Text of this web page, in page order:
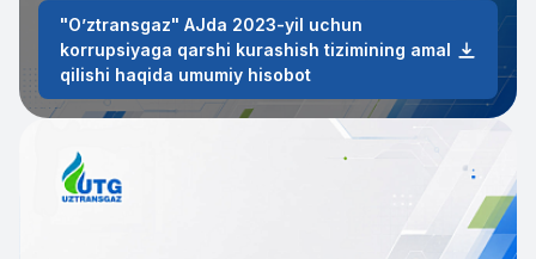
"Oʼztransgaz" АJda 2023-yil uchun
korrupsiyaga qarshi kurashish tizimining amal
qilishi haqida umumiy hisobot